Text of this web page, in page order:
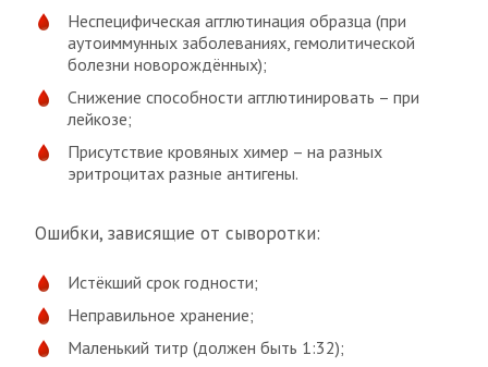
Неспецифическая агглютинация образца (при
аутоиммунных заболеваниях, гемолитической
болезни новорождённых);
Снижение способности агглютинировать – при
лейкозе;
Присутствие кровяных химер – на разных
эритроцитах разные антигены.
Ошибки, зависящие от сыворотки:
Истёкший срок годности;
Неправильное хранение;
Маленький титр (должен быть 1:32);